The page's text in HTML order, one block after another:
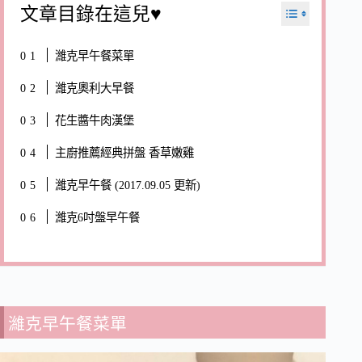
文章目錄在這兒♥
濰克早午餐菜單
濰克奧利大早餐
花生醬牛肉漢堡
主廚推薦經典拼盤 香草嫩雞
濰克早午餐 (2017.09.05 更新)
濰克6吋盤早午餐
濰克早午餐菜單